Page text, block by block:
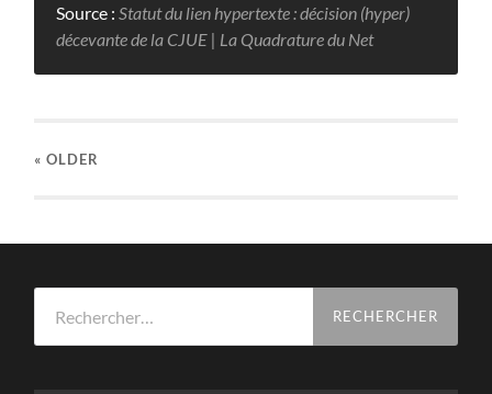
Source :Statut du lien hypertexte : décision (hyper)
décevante de la CJUE | La Quadrature du Net
« OLDER